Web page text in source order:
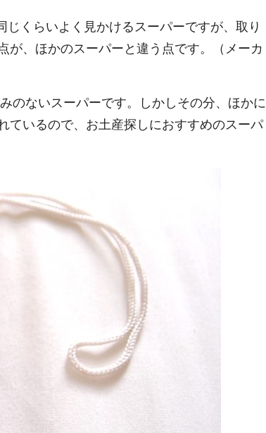
くらいよく見かけるスーパーですが、取り
が、ほかのスーパーと違う点です。（メーカ
のないスーパーです。しかしその分、ほかに
ているので、お土産探しにおすすめのスーパ